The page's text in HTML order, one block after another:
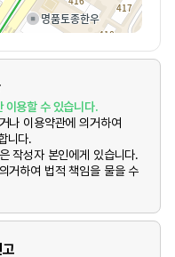
이용할 수 있습니다.
나 이용약관에 의거하여
니다.
작성자 본인에게 있습니다.
거하여 법적 책임을 물을 수